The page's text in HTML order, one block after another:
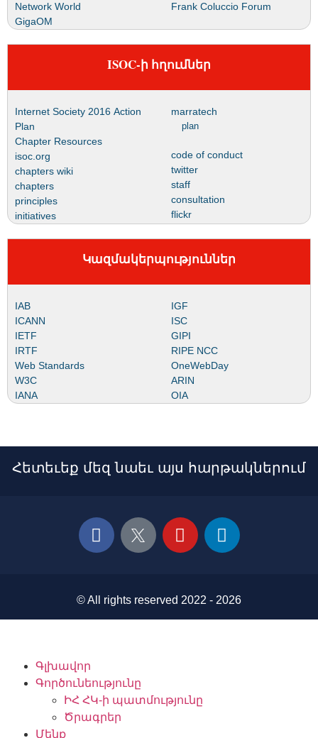
Network World
GigaOM
Frank Coluccio Forum
ISOC-ի հղումներ
Internet Society 2016 Action
Plan
Chapter Resources
isoc.org
chapters wiki
chapters
principles
initiatives
marratech
plan
code of conduct
twitter
staff
consultation
flickr
Կազմակերպություններ
IAB
ICANN
IETF
IRTF
Web Standards
W3C
IANA
IGF
ISC
GIPI
RIPE NCC
OneWebDay
ARIN
OIA
Հետեւեք մեզ նաեւ այս հարթակներում
© All rights reserved 2022 - 2026
Գլխավոր
Գործունեությունը
ԻՀ ՀԿ-ի պատմությունը
Ծրագրեր
Մենք